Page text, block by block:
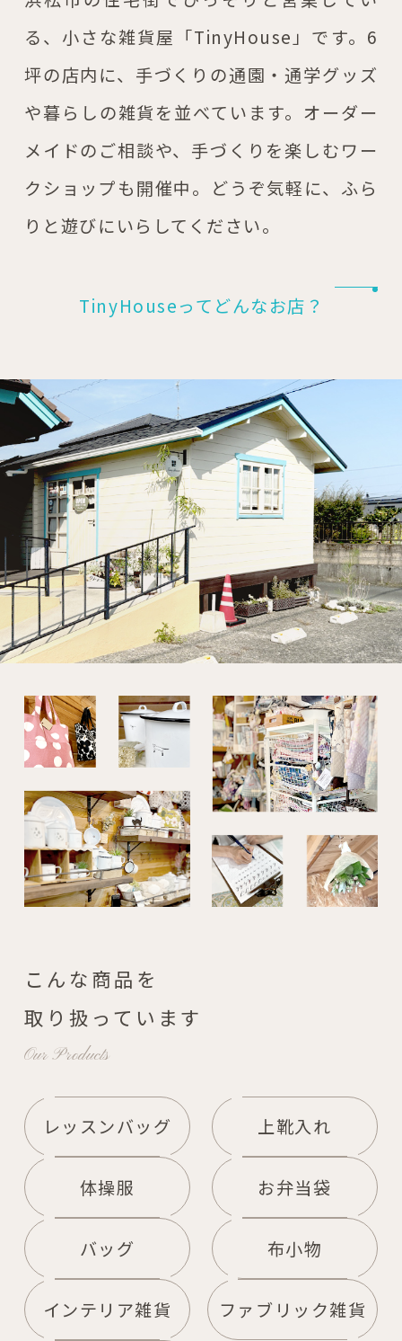
る、小さな雑貨屋「TinyHouse」です。6
坪の店内に、手づくりの通園・通学グッズ
や暮らしの雑貨を並べています。オーダー
メイドのご相談や、手づくりを楽しむワー
クショップも開催中。どうぞ気軽に、ふら
りと遊びにいらしてください。
TinyHouseってどんなお店？
こんな商品を
取り扱っています
Our Products
レッスンバッグ 上靴入れ
体操服 お弁当袋
バッグ 布小物
インテリア雑貨 ファブリック雑貨